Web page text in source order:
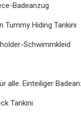
Badeanzug
Tummy Hiding Tankini
Schwimmkleid
alle. Einteiliger
Tankini